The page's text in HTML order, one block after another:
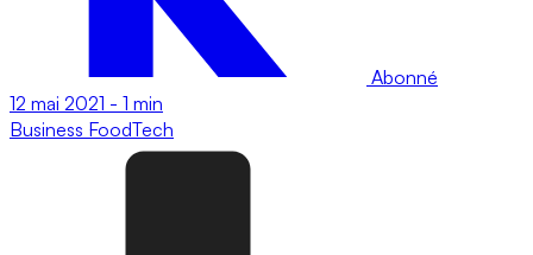
Abonné
12 mai 2021 - 1 min
Business FoodTech